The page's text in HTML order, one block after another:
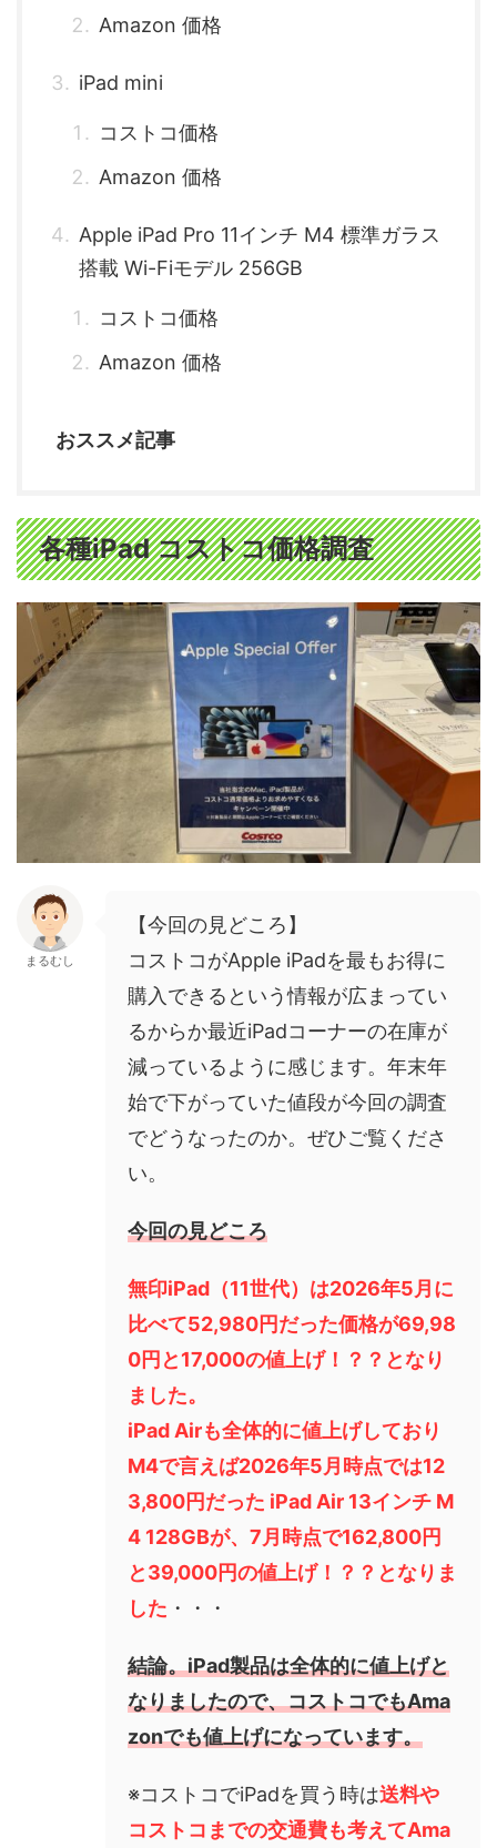
Amazon 価格
iPad mini
コストコ価格
Amazon 価格
Apple iPad Pro 11インチ M4 標準ガラス
搭載 Wi-Fiモデル 256GB
コストコ価格
Amazon 価格
おススメ記事
各種iPad コストコ価格調査
まるむし
【今回の見どころ】
コストコがApple iPadを最もお得に
購入できるという情報が広まってい
るからか最近iPadコーナーの在庫が
減っているように感じます。年末年
始で下がっていた値段が今回の調査
でどうなったのか。ぜひご覧くださ
い。
今回の見どころ
無印iPad（11世代）は2026年5月に
比べて52,980円だった価格が69,98
0円と17,000の値上げ！？？となり
ました。
iPad Airも全体的に値上げしており
M4で言えば2026年5月時点では12
3,800円だった iPad Air 13インチ M
4 128GBが、7月時点で162,800円
と39,000円の値上げ！？？となりま
した ・・・
結論。iPad製品は全体的に値上げと
なりましたので、コストコでもAma
zonでも値上げになっています。
※コストコでiPadを買う時は送料や
コストコまでの交通費も考えてAma